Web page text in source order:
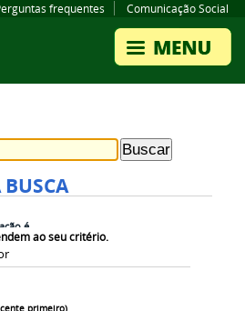
frequentes Comunicação Social
ao seu critério.
primeiro)
é
As
Campos
nossa